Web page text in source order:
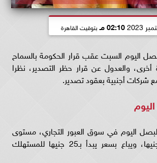
02:10 مـ بتوقيت القاهرة
اليوم السبت عقب قرار الحكومة بالسماح
والعدول عن قرار حظر التصدير، نظرا
شركات أجنبية بعقود تصدير.
اليوم في سوق العبور التجاري، مستوى
بين 15 إلى 20 جنيها، ويباع بسعر يبدأ بـ25 جنيها للمستهلك